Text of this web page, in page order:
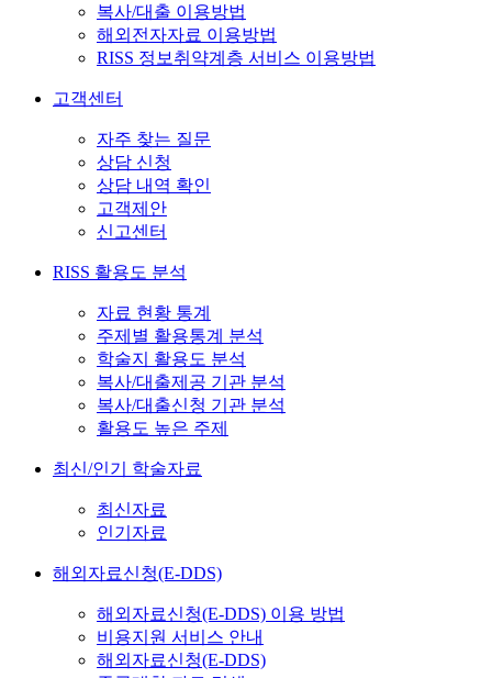
복사/대출 이용방법
해외전자자료 이용방법
RISS 정보취약계층 서비스 이용방법
고객센터
자주 찾는 질문
상담 신청
상담 내역 확인
고객제안
신고센터
RISS 활용도 분석
자료 현황 통계
주제별 활용통계 분석
학술지 활용도 분석
복사/대출제공 기관 분석
복사/대출신청 기관 분석
활용도 높은 주제
최신/인기 학술자료
최신자료
인기자료
해외자료신청(E-DDS)
해외자료신청(E-DDS) 이용 방법
비용지원 서비스 안내
해외자료신청(E-DDS)